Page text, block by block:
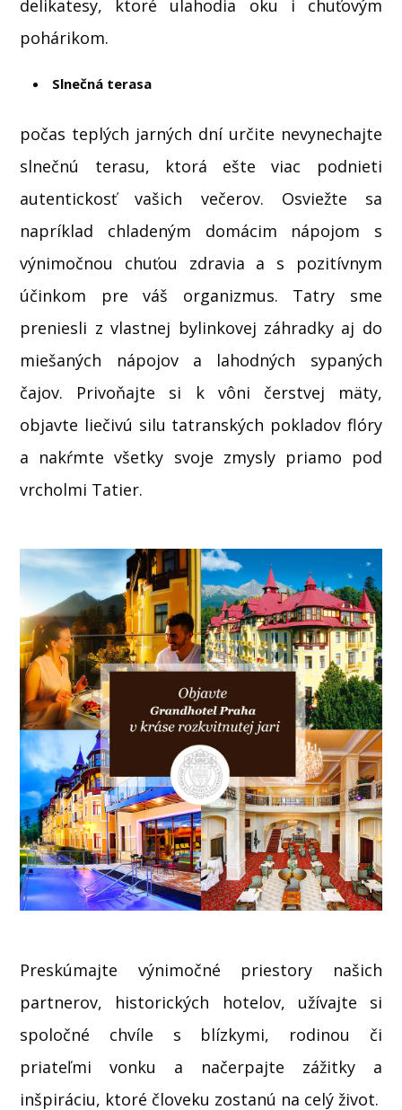
delikatesy, ktoré ulahodia oku i chuťovým
pohárikom.
Slnečná terasa
počas teplých jarných dní určite nevynechajte
slnečnú terasu, ktorá ešte viac podnieti
autentickosť vašich večerov. Osviežte sa
napríklad chladeným domácim nápojom s
výnimočnou chuťou zdravia a s pozitívnym
účinkom pre váš organizmus. Tatry sme
preniesli z vlastnej bylinkovej záhradky aj do
miešaných nápojov a lahodných sypaných
čajov. Privoňajte si k vôni čerstvej mäty,
objavte liečivú silu tatranských pokladov flóry
a nakŕmte všetky svoje zmysly priamo pod
vrcholmi Tatier.
Preskúmajte výnimočné priestory našich
partnerov, historických hotelov, užívajte si
spoločné chvíle s blízkymi, rodinou či
priateľmi vonku a načerpajte zážitky a
inšpiráciu, ktoré človeku zostanú na celý život.